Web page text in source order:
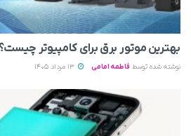
بهترین موتور برق برای کامپیوتر
نوشته شده توسط فاطمه امامی